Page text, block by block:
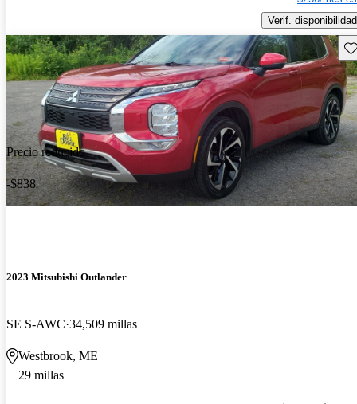
Verif. disponibilidad
Precio reducido
-$838
2023 Mitsubishi Outlander
SE S-AWC 34,509 millas
Westbrook, ME
29 millas